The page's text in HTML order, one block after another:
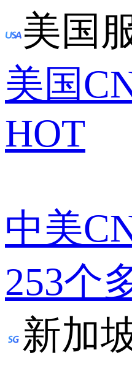
美国
美国
HOT
中美
253个
新加